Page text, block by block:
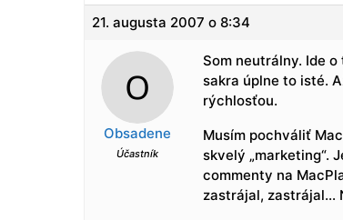
21. augusta 2007 o 8:34
Obsadene
Účastník
Som neutrálny. Ide
sakra úplne to isté.
rýchlosťou.
Musím pochváliť
skvelý „marketing“.
commenty na
zastrájal, zastrájal…